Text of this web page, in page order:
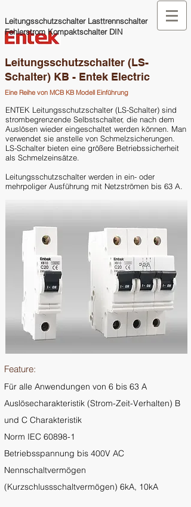
Leitungsschutzschalter Lasttrennschalter
Fehlerstrom Kompaktschalter DIN
Leitungsschutzschalter (LS-
Schalter) KB - Entek Electric
Eine Reihe von MCB KB Modell Einführung
ENTEK Leitungsschutzschalter (LS-Schalter) sind
strombegrenzende Selbstschalter, die nach dem
Auslösen wieder eingeschaltet werden können. Man
verwendet sie anstelle von Schmelzsicherungen.
LS-Schalter bieten eine größere Betriebssicherheit
als Schmelzeinsätze.
Leitungsschutzschalter werden in ein- oder
mehrpoliger Ausführung mit Netzströmen bis 63 A.
Feature:
Für alle Anwendungen von 6 bis 63 A
Auslösecharakteristik (Strom-Zeit-Verhalten) B
und C Charakteristik
Norm IEC 60898-1
Betriebsspannung bis 400V AC
Nennschaltvermögen
(Kurzschlussschaltvermögen) 6kA, 10kA